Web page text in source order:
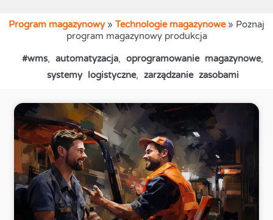
Program magazynowy» Technologie magazynowe» Poznaj
program magazynowy produkcja
#wms, automatyzacja, oprogramowanie magazynowe,
systemy logistyczne, zarządzanie zasobami